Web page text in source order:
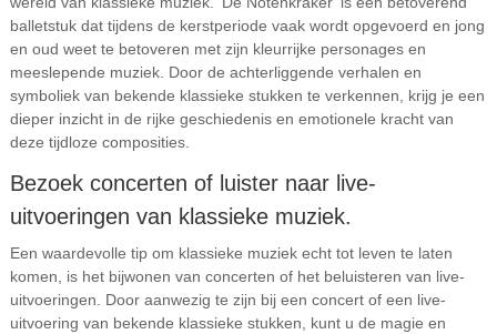
balletstuk dat tijdens de kerstperiode vaak wordt opgevoerd en jong
en oud weet te betoveren met zijn kleurrijke personages en
meeslepende muziek. Door de achterliggende verhalen en
symboliek van bekende klassieke stukken te verkennen, krijg je een
dieper inzicht in de rijke geschiedenis en emotionele kracht van
deze tijdloze composities.
Bezoek concerten of luister naar live-
uitvoeringen van klassieke muziek.
Een waardevolle tip om klassieke muziek echt tot leven te laten
komen, is het bijwonen van concerten of het beluisteren van live-
uitvoeringen. Door aanwezig te zijn bij een concert of een live-
uitvoering van bekende klassieke stukken, kunt u de magie en